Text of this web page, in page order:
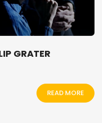
GRATER
READ MORE